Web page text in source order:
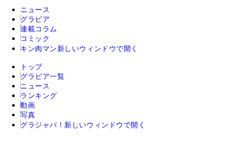
ニュース
グラビア
連載コラム
コミック
キン肉マン 新しいウィンドウで開く
トップ
グラビア一覧
ニュース
ランキング
動画
写真
グラジャパ！ 新しいウィンドウで開く